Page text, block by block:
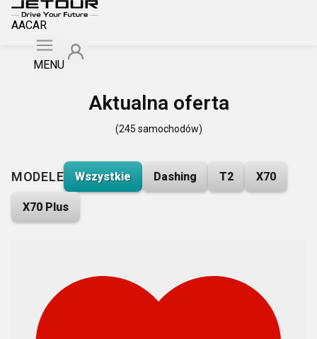
AACAR
MENU
Aktualna oferta
(245 samochodów)
MODELE Wszystkie Dashing T2 X70
X70 Plus